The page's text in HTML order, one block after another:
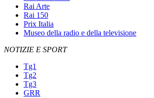
Rai Arte
Rai 150
Prix Italia
Museo della radio e della televisione
NOTIZIE E SPORT
Tg1
Tg2
Tg3
GRR